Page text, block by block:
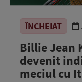
ÎNCHEIAT .
Billie Jean
devenit
meciul cu